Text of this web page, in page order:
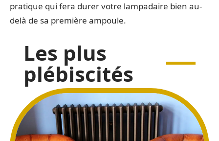
pratique qui fera durer votre lampadaire bien au-
delà de sa première ampoule.
Les plus
plébiscités